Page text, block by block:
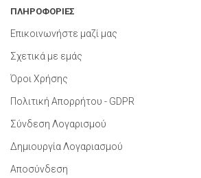
ΠΛΗΡΟΦΟΡΙΕΣ
Επικοινωνήστε μαζί μας
Σχετικά με εμάς
Όροι Χρήσης
Πολιτική Απορρήτου - GDPR
Σύνδεση Λογαρισμού
Δημιουργία Λογαριασμού
Αποσύνδεση